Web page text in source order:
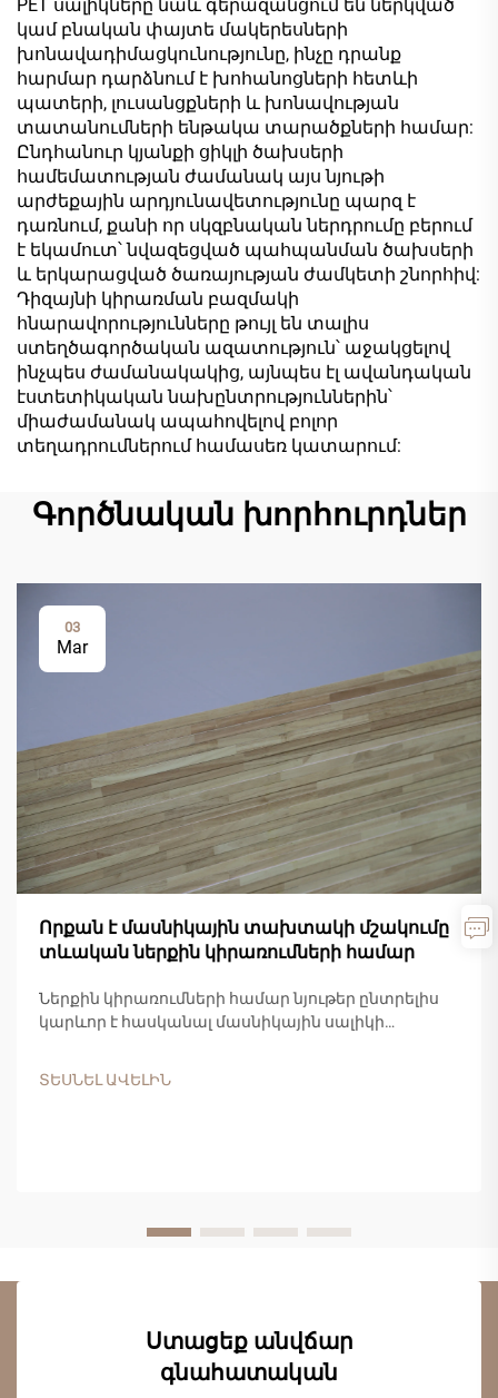
PET սալիկները նաև գերազանցում են ներկված
կամ բնական փայտե մակերեսների
խոնավադիմացկունությունը, ինչը դրանք
հարմար դարձնում է խոհանոցների հետևի
պատերի, լուսանցքների և խոնավության
տատանումների ենթակա տարածքների համար:
Ընդհանուր կյանքի ցիկլի ծախսերի
համեմատության ժամանակ այս նյութի
արժեքային արդյունավետությունը պարզ է
դառնում, քանի որ սկզբնական ներդրումը բերում
է եկամուտ՝ նվազեցված պահպանման ծախսերի
և երկարացված ծառայության ժամկետի շնորհիվ:
Դիզայնի կիրառման բազմակի
հնարավորությունները թույլ են տալիս
ստեղծագործական ազատություն՝ աջակցելով
ինչպես ժամանակակից, այնպես էլ ավանդական
էստետիկական նախընտրություններին՝
միաժամանակ ապահովելով բոլոր
տեղադրումներում համասեռ կատարում:
Գործնական խորհուրդներ
03
Mar
Որքան է մասնիկային տախտակի մշակումը
տևական ներքին կիրառումների համար
Ներքին կիրառումների համար նյութեր ընտրելիս
կարևոր է հասկանալ մասնիկային սալիկի
ճարտարապետական փայտանյութը մեծ
ՏԵՍՆԵԼ ԱՎԵԼԻՆ
Ստացեք անվճար
գնահատական